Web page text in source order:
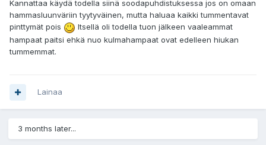
Kannattaa käydä todella siinä soodapuhdistuksessa jos on omaan
hammasluunväriin tyytyväinen, mutta haluaa kaikki tummentavat
pinttymät pois
Itsellä oli todella tuon jälkeen vaaleammat
hampaat paitsi ehkä nuo kulmahampaat ovat edelleen hiukan
tummemmat.
Lainaa
3 months later...